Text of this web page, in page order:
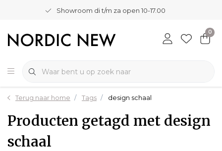
Showroom di t/m za open 10-17.00
0
Terug naar home Tags design schaal
Producten getagd met design
schaal